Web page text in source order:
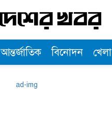
আন্তর্জাতিক বিনোদন খেলা